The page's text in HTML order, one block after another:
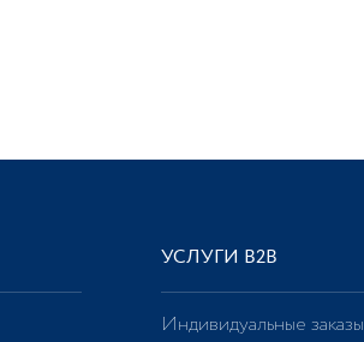
УСЛУГИ В2В
Индивидуальные заказы